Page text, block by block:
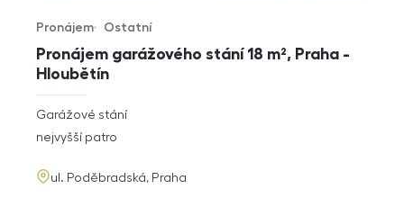
Pronájem garážového stání 18 m², Praha -
Hloubětín
Typ nabídky
Pronájem
Typ nemovitosti
Ostatní
rozměry
dispozice
Garážové stání
funkce
nejvyšší patro
adresa
ul. Poděbradská, Praha